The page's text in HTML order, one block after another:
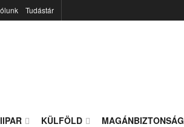
Tudástár
KÜLFÖLD MAGÁNBIZTONSÁG